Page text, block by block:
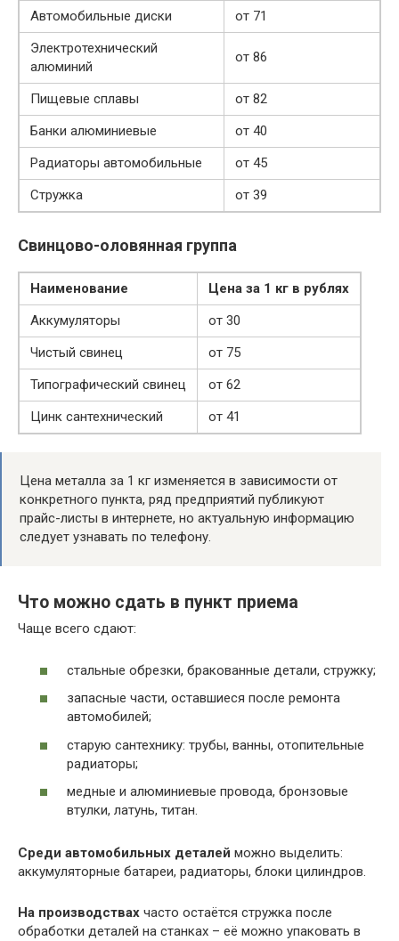
Автомобильные диски
от 71
Электротехнический
алюминий
от 86
Пищевые сплавы
от 82
Банки алюминиевые
от 40
Радиаторы автомобильные
от 45
Стружка
от 39
Свинцово-оловянная группа
Наименование
Цена за 1 кг в рублях
Аккумуляторы
от 30
Чистый свинец
от 75
Типографический свинец
от 62
Цинк сантехнический
от 41
Цена металла за 1 кг изменяется в зависимости от
конкретного пункта, ряд предприятий публикуют
прайс-листы в интернете, но актуальную информацию
следует узнавать по телефону.
Что можно сдать в пункт приема
Чаще всего сдают:
стальные обрезки, бракованные детали, стружку;
запасные части, оставшиеся после ремонта
автомобилей;
старую сантехнику: трубы, ванны, отопительные
радиаторы;
медные и алюминиевые провода, бронзовые
втулки, латунь, титан.
Среди автомобильных деталей можно выделить:
аккумуляторные батареи, радиаторы, блоки цилиндров.
На производствах часто остаётся стружка после
обработки деталей на станках – её можно упаковать в